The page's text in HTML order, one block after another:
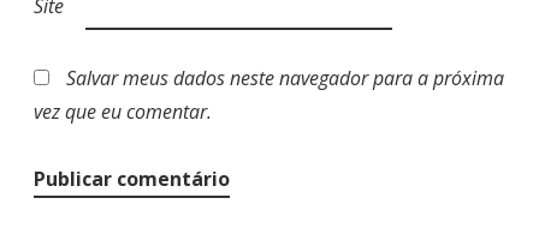
Site
Salvar meus dados neste navegador para a próxima
vez que eu comentar.